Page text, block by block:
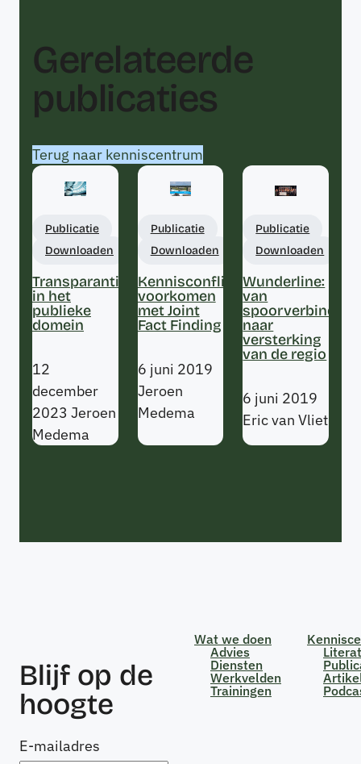
Gerelateerde
publicaties
Terug naar kenniscentrum
Publicatie
Downloaden
Transparantie
in het
publieke
domein
12
december
2023 Jeroen
Medema
Publicatie
Downloaden
Kennisconflicten
voorkomen
met Joint
Fact Finding
6 juni 2019
Jeroen
Medema
Publicatie
Downloaden
Wunderline:
van
spoorverbinding
naar
versterking
van de regio
6 juni 2019
Eric van Vliet
Blijf op de
hoogte
E-mailadres
Wat we doen
Advies
Diensten
Werkvelden
Trainingen